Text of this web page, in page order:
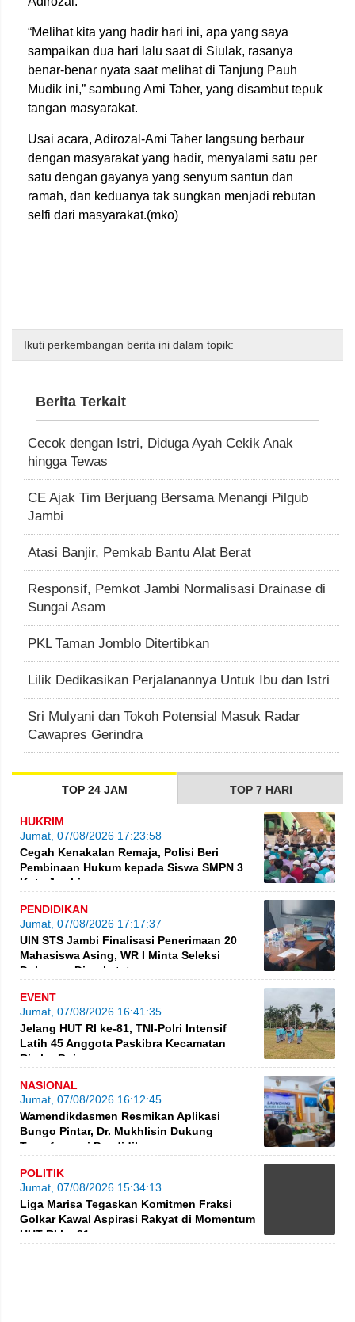
“Melihat kita yang hadir hari ini, apa yang saya
sampaikan dua hari lalu saat di Siulak, rasanya
benar-benar nyata saat melihat di Tanjung Pauh
Mudik ini,” sambung Ami Taher, yang disambut tepuk
tangan masyarakat.
Usai acara, Adirozal-Ami Taher langsung berbaur
dengan masyarakat yang hadir, menyalami satu per
satu dengan gayanya yang senyum santun dan
ramah, dan keduanya tak sungkan menjadi rebutan
selfi dari masyarakat.(mko)
Ikuti perkembangan berita ini dalam topik:
Berita Terkait
Cecok dengan Istri, Diduga Ayah Cekik Anak
hingga Tewas
CE Ajak Tim Berjuang Bersama Menangi Pilgub
Jambi
Atasi Banjir, Pemkab Bantu Alat Berat
Responsif, Pemkot Jambi Normalisasi Drainase di
Sungai Asam
PKL Taman Jomblo Ditertibkan
Lilik Dedikasikan Perjalanannya Untuk Ibu dan Istri
Sri Mulyani dan Tokoh Potensial Masuk Radar
Cawapres Gerindra
TOP 24 JAM TOP 7 HARI
HUKRIM
Jumat, 07/08/2026 17:23:58
Cegah Kenakalan Remaja, Polisi Beri
Pembinaan Hukum kepada Siswa SMPN 3
Kota Jambi
PENDIDIKAN
Jumat, 07/08/2026 17:17:37
UIN STS Jambi Finalisasi Penerimaan 20
Mahasiswa Asing, WR I Minta Seleksi
Dokumen Diperketat
EVENT
Jumat, 07/08/2026 16:41:35
Jelang HUT RI ke-81, TNI-Polri Intensif
Latih 45 Anggota Paskibra Kecamatan
Rimbo Bujang
NASIONAL
Jumat, 07/08/2026 16:12:45
Wamendikdasmen Resmikan Aplikasi
Bungo Pintar, Dr. Mukhlisin Dukung
Transformasi Pendidikan
POLITIK
Jumat, 07/08/2026 15:34:13
Liga Marisa Tegaskan Komitmen Fraksi
Golkar Kawal Aspirasi Rakyat di Momentum
HUT RI ke-81